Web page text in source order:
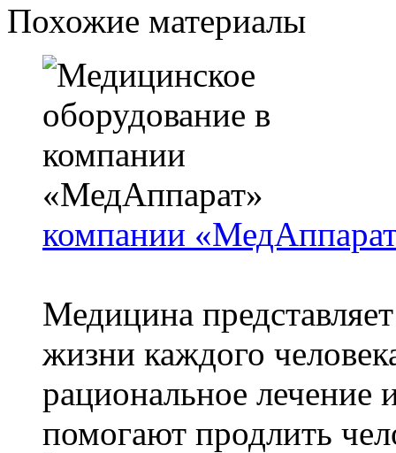
Похожие материалы
компании
Медицина
жизни каждого
рациональное лечение
помогают продлить